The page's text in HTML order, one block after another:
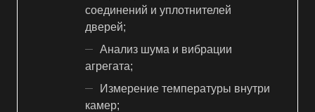
соединений и уплотнителей
дверей;
Анализ шума и вибрации
агрегата;
Измерение температуры внутри
камер;